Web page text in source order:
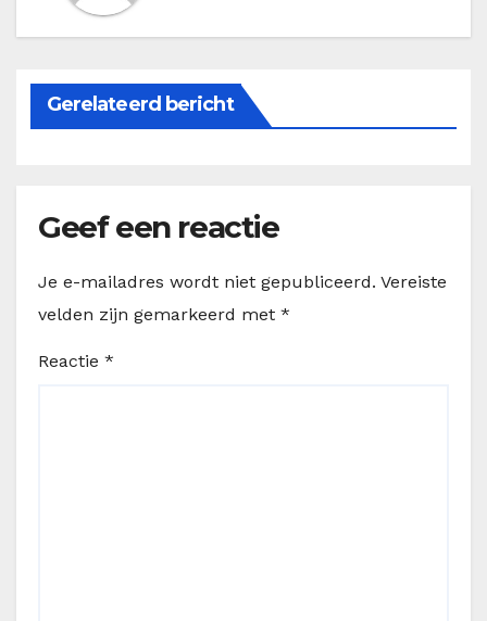
Gerelateerd bericht
Geef een reactie
Je e-mailadres wordt niet gepubliceerd. Vereiste
velden zijn gemarkeerd met *
Reactie *